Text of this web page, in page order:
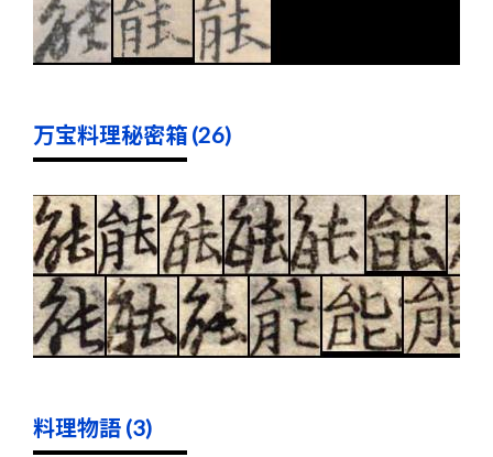
万宝料理秘密箱 (26)
料理物語 (3)